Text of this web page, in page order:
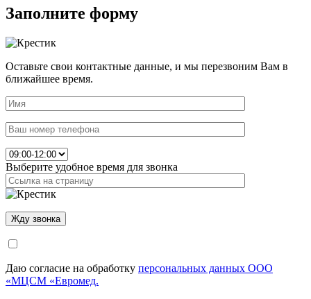
Заполните форму
Оставьте свои контактные данные, и мы перезвоним Вам в
ближайшее время.
Выберите удобное время для звонка
Даю согласие на обработку персональных данных ООО
«МЦСМ «Евромед.